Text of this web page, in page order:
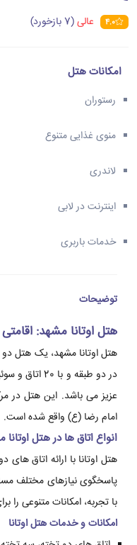
4.0 عالی(7 بازخورد)
امکانات هتل
رستوران
منوی غذایی متنوع
لاندری
اینترنت در لابی
خدمات باربری
توضیحات
هتل اوتانا مشهد:
هتل اوتانا مشهد، یک هتل
در دو طبقه و
عزیز می باشد. این هتل در
امام رضا (ع) واقع شده است.
انواع اتاق ها در هتل
هتل اوتانا با ارائه اتاق
پاسخگوی نیازهای مختلف
با تجربه، امکانات متنوعی را
امکانات و خدمات هتل اوتانا